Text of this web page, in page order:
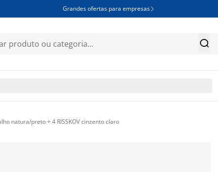
Grandes ofertas para empresas 

natura/preto + 4 RISSKOV cinzento claro